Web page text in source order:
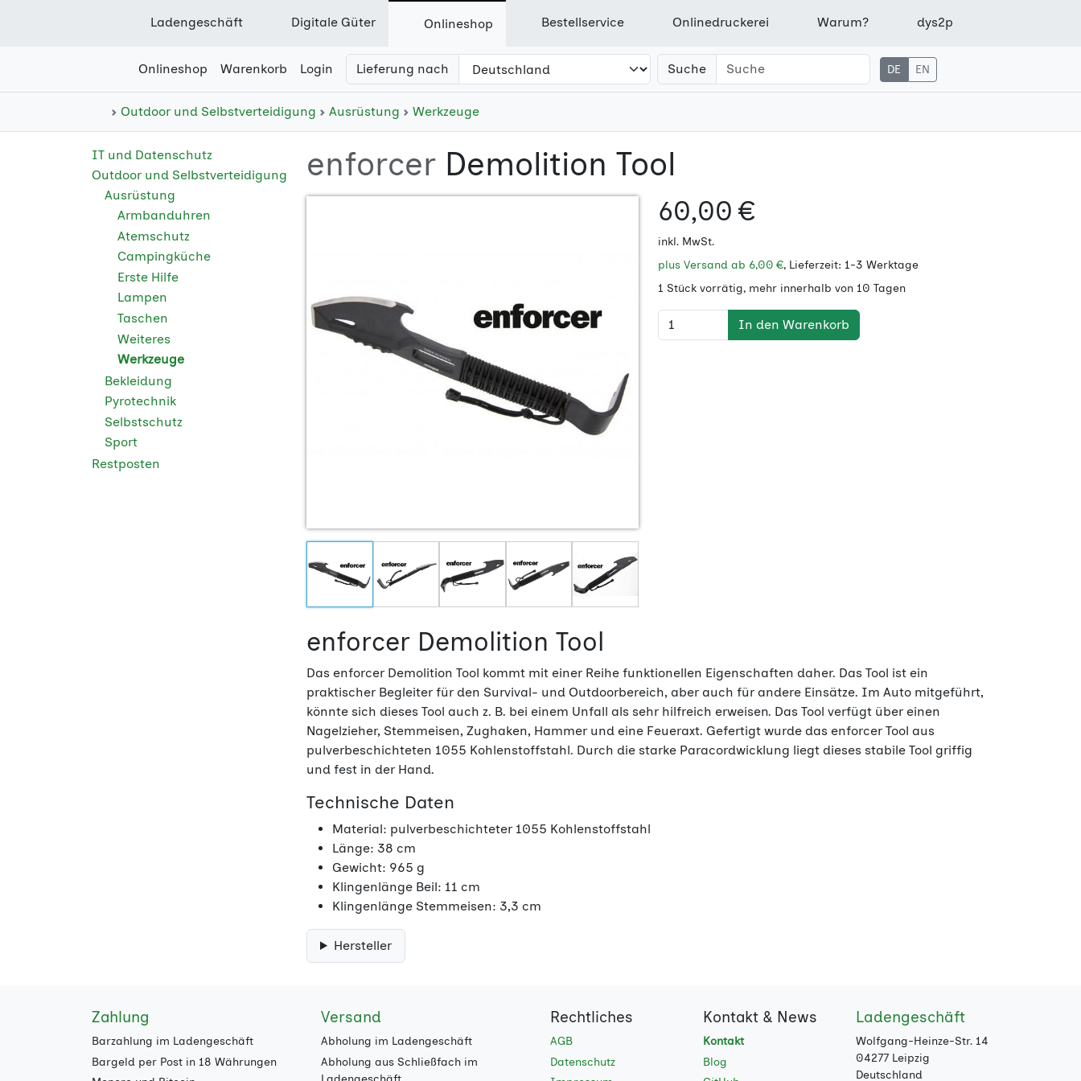
Ladengeschäft Digitale Güter Onlineshop Bestellservice Onlinedruckerei Warum? dys2p
Onlineshop Warenkorb Login Lieferung nach Suche DE EN
Outdoor und Selbstverteidigung Ausrüstung Werkzeuge
IT und Datenschutz
Outdoor und Selbstverteidigung
Ausrüstung
Armbanduhren
Atemschutz
Campingküche
Erste Hilfe
Lampen
Taschen
Weiteres
Werkzeuge
Bekleidung
Pyrotechnik
Selbstschutz
Sport
Restposten
enforcer Demolition Tool
60,00 €
inkl. MwSt.
plus Versand ab 6,00 €, Lieferzeit: 1-3 Werktage
1 Stück vorrätig, mehr innerhalb von 10 Tagen
In den Warenkorb
enforcer Demolition Tool
Das enforcer Demolition Tool kommt mit einer Reihe funktionellen Eigenschaften daher. Das Tool ist ein
praktischer Begleiter für den Survival- und Outdoorbereich, aber auch für andere Einsätze. Im Auto mitgeführt,
könnte sich dieses Tool auch z. B. bei einem Unfall als sehr hilfreich erweisen. Das Tool verfügt über einen
Nagelzieher, Stemmeisen, Zughaken, Hammer und eine Feueraxt. Gefertigt wurde das enforcer Tool aus
pulverbeschichteten 1055 Kohlenstoffstahl. Durch die starke Paracordwicklung liegt dieses stabile Tool griffig
und fest in der Hand.
Technische Daten
Material: pulverbeschichteter 1055 Kohlenstoffstahl
Länge: 38 cm
Gewicht: 965 g
Klingenlänge Beil: 11 cm
Klingenlänge Stemmeisen: 3,3 cm
Hersteller
Zahlung
Barzahlung im Ladengeschäft
Bargeld per Post in 18 Währungen
Versand
Abholung im Ladengeschäft
Abholung aus Schließfach im
Rechtliches
AGB
Datenschutz
Kontakt & News
Kontakt
Blog
Ladengeschäft
Wolfgang-Heinze-Str. 14
04277 Leipzig
Deutschland